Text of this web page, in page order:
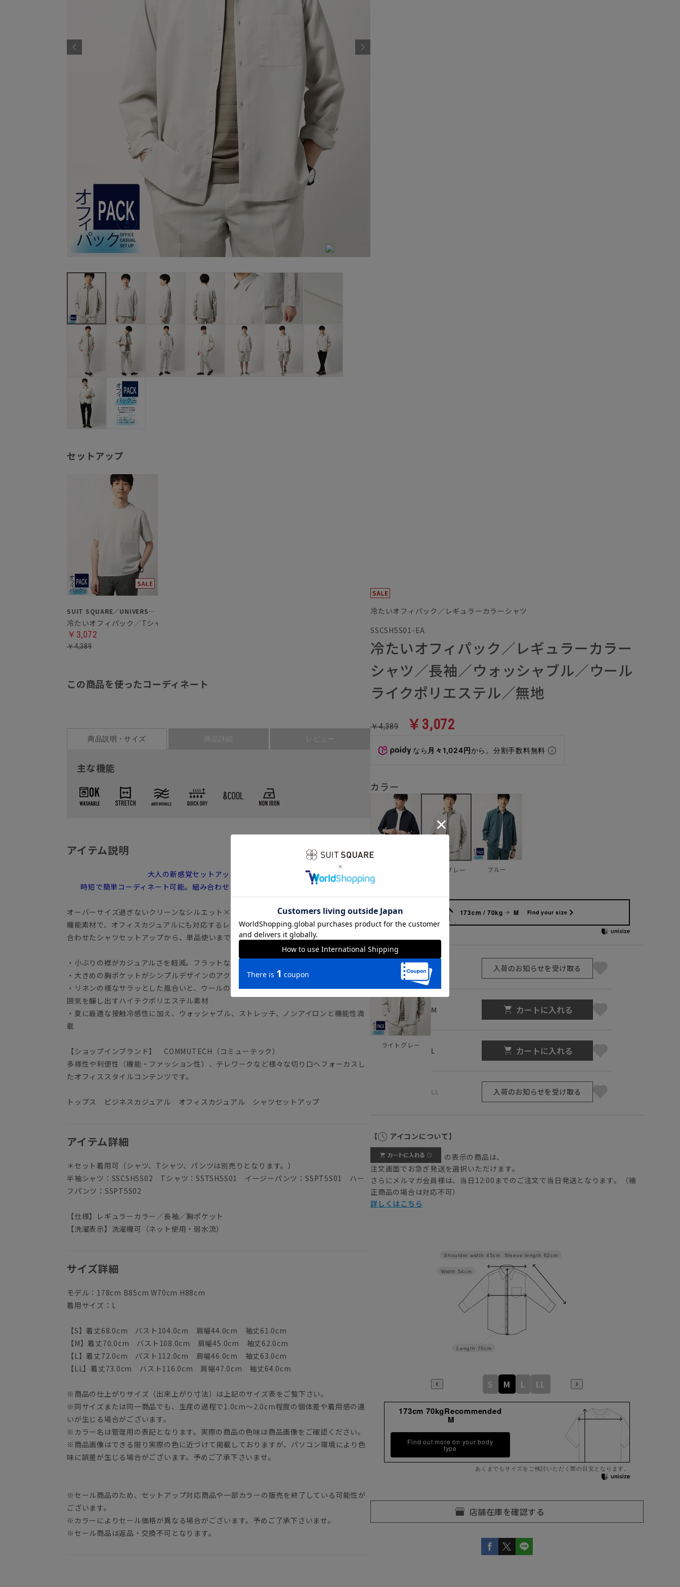
セットアップ
SUIT SQUARE／UNIVERSAL LANGUAGE
冷たいオフィパック／Tシャツ
￥3,072
￥4,389
この商品を使ったコーディネート
商品説明・サイズ 商品詳細 レビュー
主な機能
アイテム説明
大人の新感覚セットアップ｜オフィパック
時短で簡単コーディネート可能。組み合わせは自由自在に、単品でも着回し力抜群
オーバーサイズ過ぎないクリーンなシルエット×スーツ屋ならではの天然素材見えする高
機能素材で、オフィスカジュアルにも対応するレギュラーカラーシャツ。共生地パンツと
合わせたシャツセットアップから、単品使いまで幅広く対応可能です。
・小ぶりの襟がカジュアルさを軽減。フラットな裾でタックアウト可能
・大きめの胸ポケットがシンプルデザインのアクセントに
・リネンの様なサラッとした風合いと、ウールの様なメランジ感がドレスカジュアルな雰
囲気を醸し出すハイテクポリエステル素材
・夏に最適な接触冷感性に加え、ウォッシャブル、ストレッチ、ノンアイロンと機能性満
載
【ショップインブランド】 COMMUTECH（コミューテック）
多様性や利便性（機能・ファッション性）、テレワークなど様々な切り口へフォーカスし
たオフィススタイルコンテンツです。
トップス ビジネスカジュアル オフィスカジュアル シャツセットアップ
アイテム詳細
＊セット着用可（シャツ、Tシャツ、パンツは別売りとなります。）
半袖シャツ：SSCSH5S02 Tシャツ：SSTSH5S01 イージーパンツ：SSPT5S01 ハー
フパンツ：SSPT5S02
【仕様】レギュラーカラー／長袖／胸ポケット
【洗濯表示】洗濯機可（ネット使用・弱水流）
サイズ詳細
モデル：178cm B85cm W70cm H88cm
着用サイズ：L
【S】着丈68.0cm バスト104.0cm 肩幅44.0cm 袖丈61.0cm
【M】着丈70.0cm バスト108.0cm 肩幅45.0cm 袖丈62.0cm
【L】着丈72.0cm バスト112.0cm 肩幅46.0cm 袖丈63.0cm
【LL】着丈73.0cm バスト116.0cm 肩幅47.0cm 袖丈64.0cm
※商品の仕上がりサイズ（出来上がり寸法）は上記のサイズ表をご覧下さい。
※同サイズまたは同一商品でも、生産の過程で1.0cm～2.0cm程度の個体差や着用感の違
いが生じる場合がございます。
※カラー名は管理用の表記となります。実際の商品の色味は商品画像をご確認ください。
※商品画像はできる限り実際の色に近づけて掲載しておりますが、パソコン環境により色
味に誤差が生じる場合がございます。予めご了承下さいませ。
※セール商品のため、セットアップ対応商品や一部カラーの販売を終了している可能性が
ございます。
※カラーによりセール価格が異なる場合がございます。予めご了承下さいませ。
※セール商品は返品・交換不可となります。
冷たいオフィパック／レギュラーカラーシャツ
SSCSH5S01-EA
冷たいオフィパック／レギュラーカラー
シャツ／長袖／ウォッシャブル／ウール
ライクポリエステル／無地
￥4,389 ￥3,072
なら 月々1,024円から。分割手数料無料
カラー
ライトグレー ブルー
173cm / 70kg M Find your size
ライトグレー
S 入荷のお知らせを受け取る
M カートに入れる
L カートに入れる
LL 入荷のお知らせを受け取る
【 アイコンについて】
の表示の商品は、
注文画面でお急ぎ発送を選択いただけます。
さらにメルマガ会員様は、当日12:00までのご注文で当日発送となります。（補
正商品の場合は対応不可）
詳しくはこちら
Sleeve length 62cm
Length 70cm
Width 54cm
Shoulder width 45cm
S M L LL
173cm 70kgRecommended
M
Find out more on your body
type
あくまでもサイズをご検討いただく際の目安となります。